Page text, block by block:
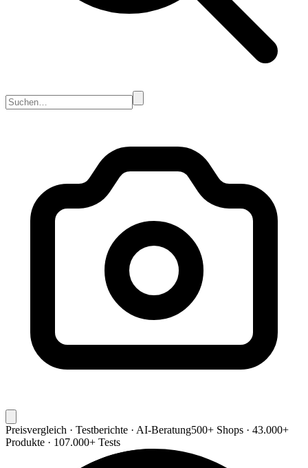
Preisvergleich · Testberichte · AI-Beratung500+ Shops · 43.000+
Produkte · 107.000+ Tests